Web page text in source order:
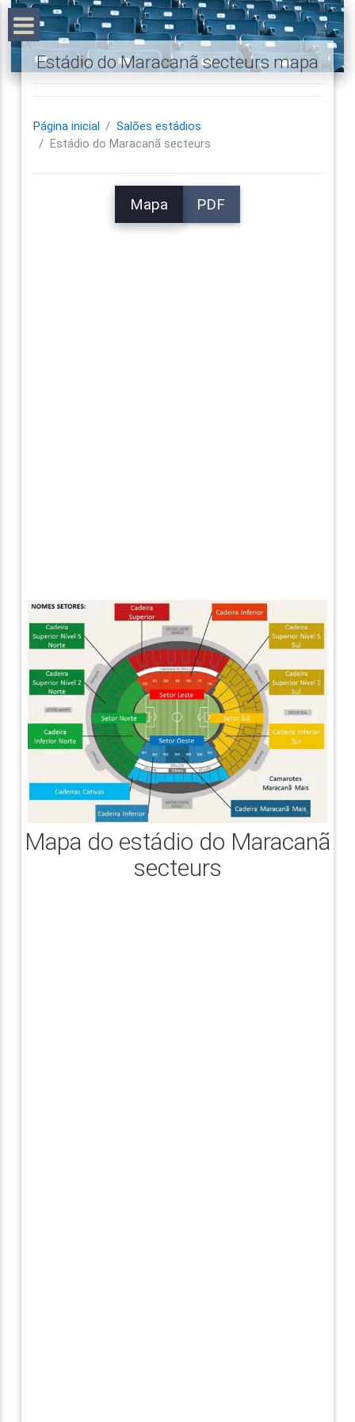
Estádio do Maracanã secteurs mapa
Página inicial
Salões estádios
Estádio do Maracanã secteurs
Mapa PDF
Mapa do estádio do Maracanã
secteurs